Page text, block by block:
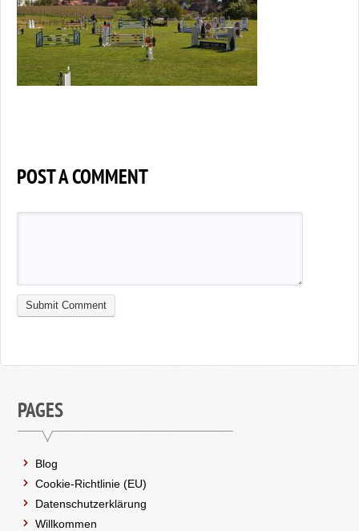
POST A COMMENT
PAGES
Blog
Cookie-Richtlinie (EU)
Datenschutzerklärung
Willkommen